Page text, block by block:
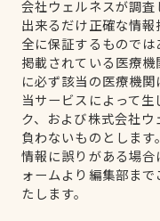
会社ウェルネスが調査
出来るだけ正確な情
全に保証するものでは
掲載されている医療
に必ず該当の医療機関
当サービスによって
ク、および株式会社
負わないものとします。
情報に誤りがある場
ォームより編集部ま
たします。